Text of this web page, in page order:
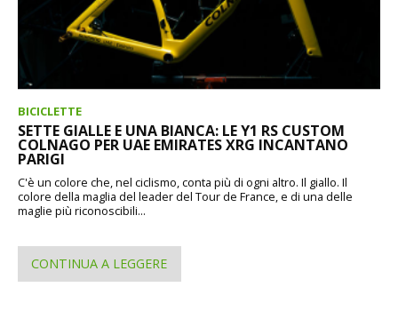
BICICLETTE
SETTE GIALLE E UNA BIANCA: LE Y1 RS CUSTOM
COLNAGO PER UAE EMIRATES XRG INCANTANO
PARIGI
C'è un colore che, nel ciclismo, conta più di ogni altro. Il giallo. Il
colore della maglia del leader del Tour de France, e di una delle
maglie più riconoscibili...
CONTINUA A LEGGERE